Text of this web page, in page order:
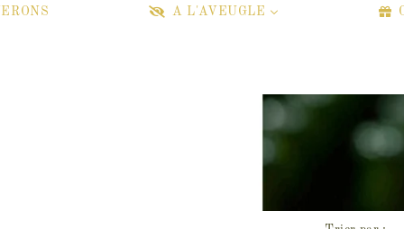
A L'AVEUGLE